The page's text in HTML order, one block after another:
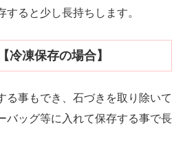
すると少し長持ちします。
冷凍保存の場合】
る事もでき、石づきを取り除いて
バッグ等に入れて保存する事で長